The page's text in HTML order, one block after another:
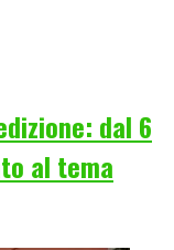
dal 6
al tema